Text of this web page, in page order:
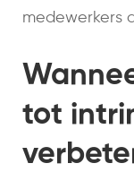
medewerkers
tot